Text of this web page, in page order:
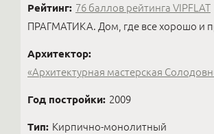
Рейтинг: 76 баллов рейтинга VIPFLAT
ПРАГМАТИКА. Дом, где все хорошо и
Архитектор:
«Архитектурная мастерская
Год постройки: 2009
Тип: Кирпично-монолитный